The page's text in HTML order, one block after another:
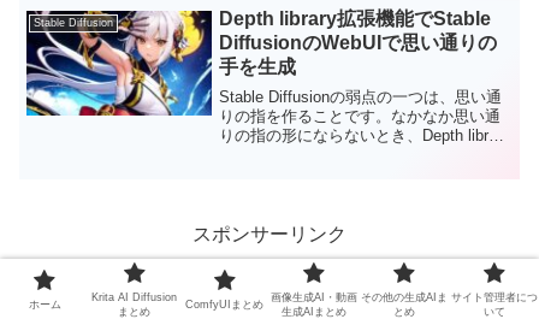
Stable Diffusion
Depth library拡張機能でStable
DiffusionのWebUIで思い通りの
手を生成
Stable Diffusionの弱点の一つは、思い通
りの指を作ることです。なかなか思い通
りの指の形にならないとき、Depth library
各種の手のDepthを使って画像修正をして
みます。
スポンサーリンク
ホーム
Krita AI Diffusion
まとめ
ComfyUIまとめ
画像生成AI・動画
生成AIまとめ
その他の生成AIま
とめ
サイト管理者につ
いて